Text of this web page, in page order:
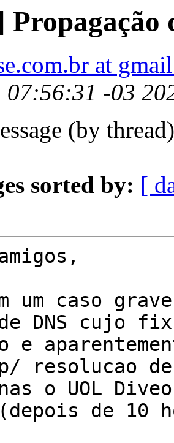
at
07:56:31 -03
(by
sorted by: [
um caso
de DNS cujo
resolucao de
o UOL
(depois de 10